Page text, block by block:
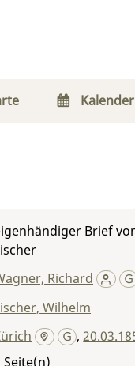
Kalender
Brief
Richard
Wilhelm
,